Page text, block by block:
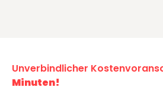
Unverbindlicher
Minuten!